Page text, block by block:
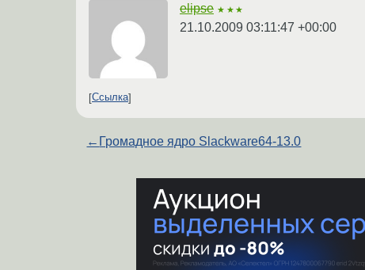
elipse ★★★
21.10.2009 03:11:47 +00:00
Ссылка
← Громадное ядро Slackware64-13.0